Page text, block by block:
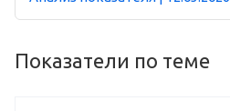
Показатели по теме